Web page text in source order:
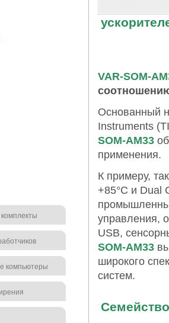
компьютеры
VAR-SOM-
Основанный
Instruments
SOM-AM33
применения.
К примеру,
+85°C и Dual
управления,
USB,
SOM-AM33
широкого
систем.